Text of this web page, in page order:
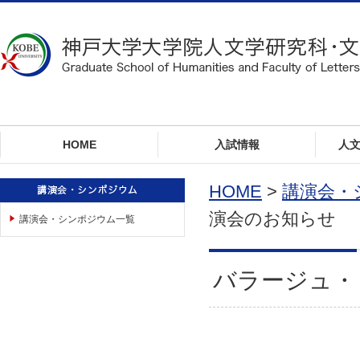
カ
ル
ー
ョ
へ
ジ
ャ
HOME 入試情報 人
講演会・シンポジウム一覧
HOME > 講演会・
演会のお知らせ
バラージュ